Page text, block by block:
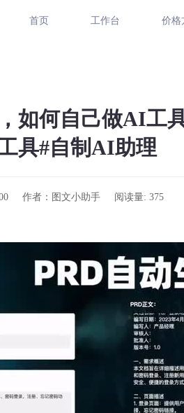
首页 工作台 价格
如何自己做AI工
具#自制AI助理
作者：图文小助手 阅读量: 375